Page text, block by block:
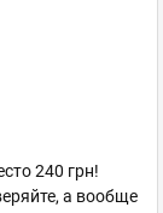
240 грн!
а вообще